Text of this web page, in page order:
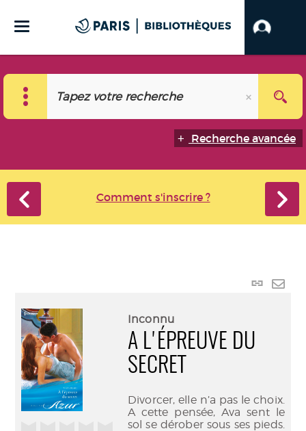
Recherche avancée
Comment s'inscrire ?
Lien
Inconnu
A L'ÉPREUVE DU
SECRET
Divorcer, elle n’a pas le choix.
A cette pensée, Ava sent le
sol se dérober sous ses pieds.